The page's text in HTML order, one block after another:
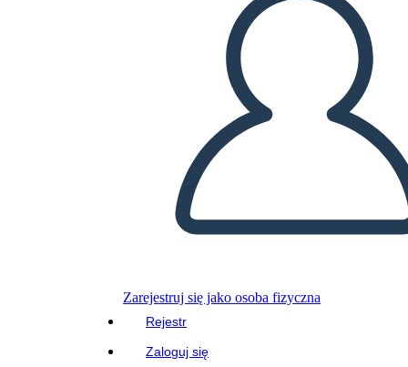
Zarejestruj się jako osoba fizyczna
Rejestr
Zaloguj się
ODTWARZANIE POKAZU SLAJDÓW
PRZECZYTAJ MI